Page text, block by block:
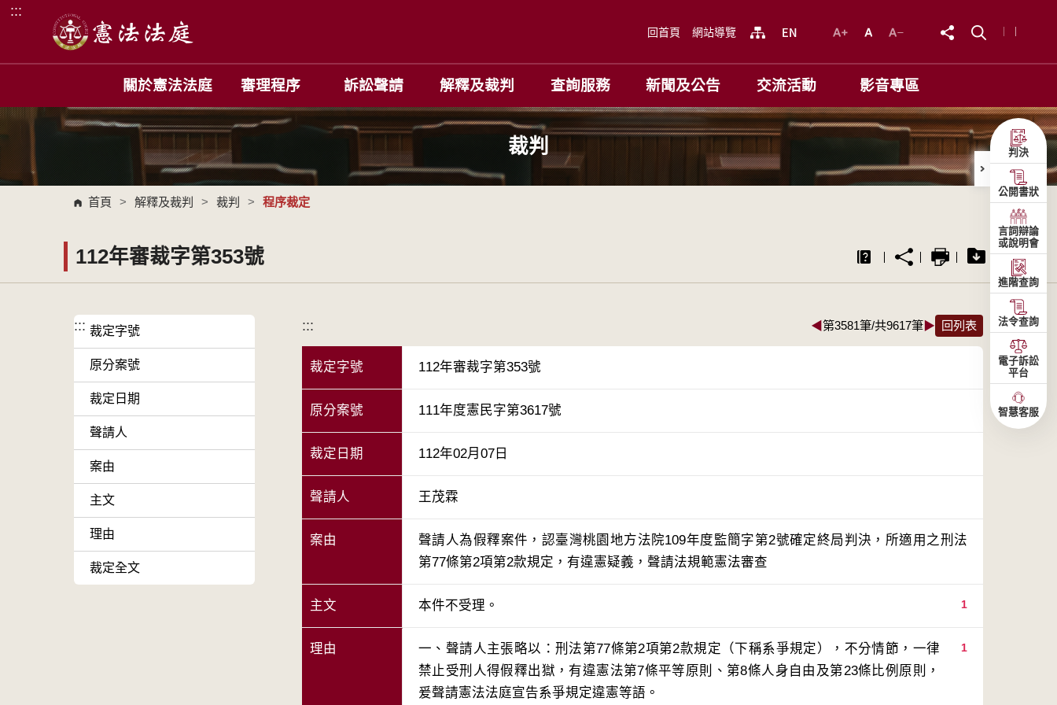
跳到主要內容區塊
:::
回首頁 網站導覽
關於憲法法庭 審理程序 訴訟聲請 解釋及裁判 查詢服務 新聞及公告 交流活動 影音專區
裁判
首頁 > 解釋及裁判 > 裁判 > 程序裁定
112年審裁字第353號
::: 裁定字號
原分案號
裁定日期
聲請人
案由
主文
理由
裁定全文
::: ◀第3581筆/共9617筆▶ 回列表
裁定字號 112年審裁字第353號
原分案號 111年度憲民字第3617號
裁定日期 112年02月07日
聲請人 王茂霖
案由
聲請人為假釋案件，認臺灣桃園地方法院109年度監簡字第2號確定終局判決，所適用之刑法
第77條第2項第2款規定，有違憲疑義，聲請法規範憲法審查
主文 1
本件不受理。
理由 1
一、聲請人主張略以：刑法第77條第2項第2款規定（下稱系爭規定），不分情節，一律
禁止受刑人得假釋出獄，有違憲法第7條平等原則、第8條人身自由及第23條比例原則，
判決
公開書狀
言詞辯論
或說明會
進階查詢
法令查詢
電子訴訟
平台
智慧客服